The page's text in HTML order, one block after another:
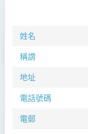
姓名
稱謂
地址
電話號碼
電郵